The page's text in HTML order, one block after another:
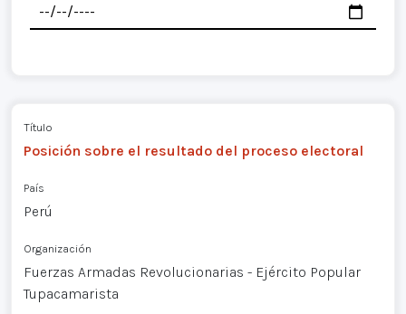
Título
Posición sobre el resultado del proceso electoral
País
Perú
Organización
Fuerzas Armadas Revolucionarias - Ejército Popular
Tupacamarista